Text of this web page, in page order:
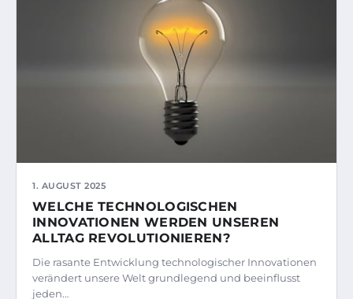
1. AUGUST 2025
WELCHE TECHNOLOGISCHEN
INNOVATIONEN WERDEN UNSEREN
ALLTAG REVOLUTIONIEREN?
Die rasante Entwicklung technologischer Innovationen
verändert unsere Welt grundlegend und beeinflusst
jeden…